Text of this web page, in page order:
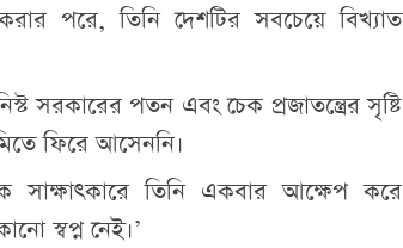
পরে, তিনি দেশটির সবচেয়ে বিখ্যাত
সরকারের পতন এবং চেক প্রজাতন্ত্রের সৃষ্টি
ফিরে আসেননি।
সাক্ষাৎকারে তিনি একবার আক্ষেপ করে
স্বপ্ন নেই।’